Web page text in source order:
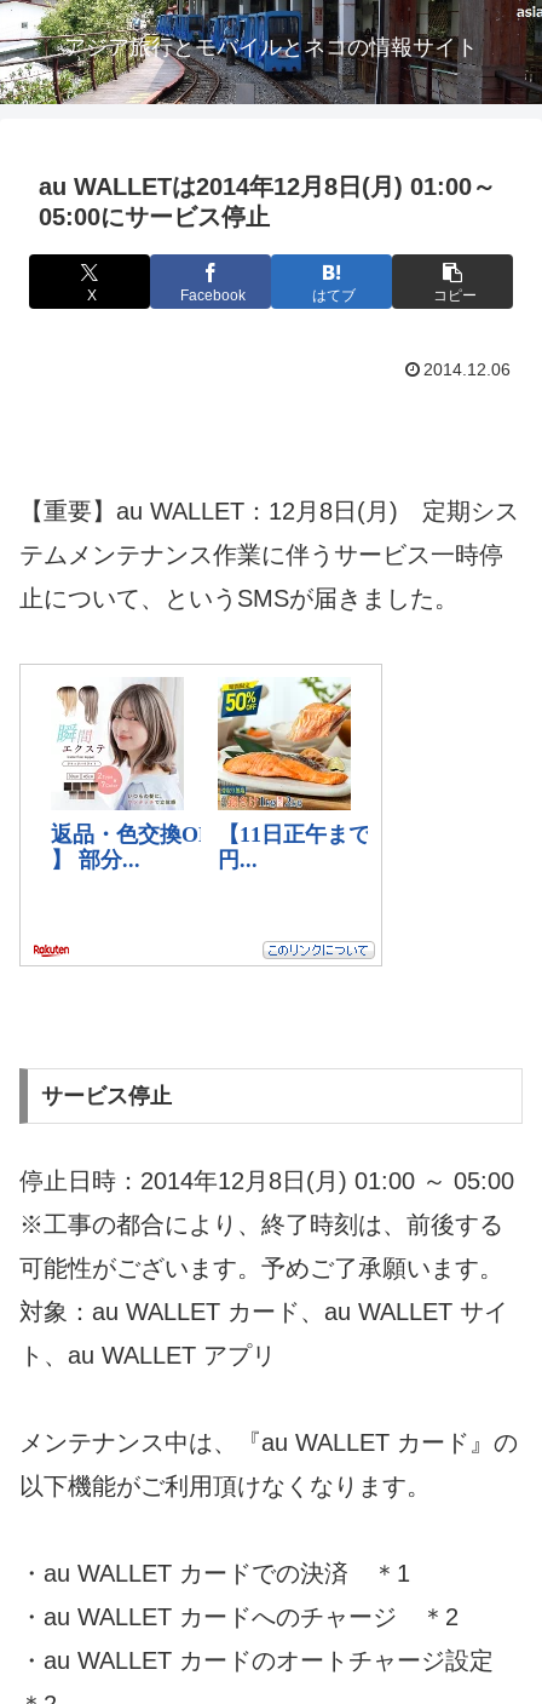
アジア旅行とモバイルとネコの情報サイト
au WALLETは2014年12月8日(月) 01:00～
05:00にサービス停止
X Facebook はてブ コピー
2014.12.06
【重要】au WALLET：12月8日(月) 定期シス
テムメンテナンス作業に伴うサービス一時停
止について、というSMSが届きました。
サービス停止
停止日時：2014年12月8日(月) 01:00 ～ 05:00
※工事の都合により、終了時刻は、前後する
可能性がございます。予めご了承願います。
対象：au WALLET カード、au WALLET サイ
ト、au WALLET アプリ
メンテナンス中は、『au WALLET カード』の
以下機能がご利用頂けなくなります。
・au WALLET カードでの決済 ＊1
・au WALLET カードへのチャージ ＊2
・au WALLET カードのオートチャージ設定